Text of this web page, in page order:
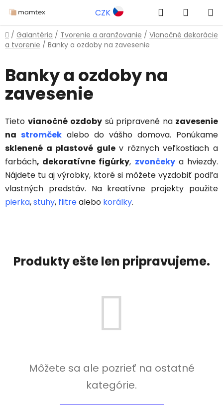
na
obsah
CZK Hľadať
KOŠÍK
Domov
/ Galantéria / Tvorenie a aranžovanie / Vianočné dekorácie
a tvorenie / Banky a ozdoby na zavesenie
Banky a ozdoby na
zavesenie
Tieto vianočné ozdobysú pripravené na zavesenie
na stromček alebo do vášho domova. Ponúkame
sklenené a plastové gulev rôznych veľkostiach a
farbách, dekoratívne figúrky, zvončeky a hviezdy.
Nájdete tu aj výrobky, ktoré si môžete vyzdobiť podľa
vlastných predstáv. Na kreatívne projekty použite
pierka,stuhy, flitrealebo korálky.
Produkty ešte len pripravujeme.
Môžete sa ale pozrieť na ostatné
kategórie.